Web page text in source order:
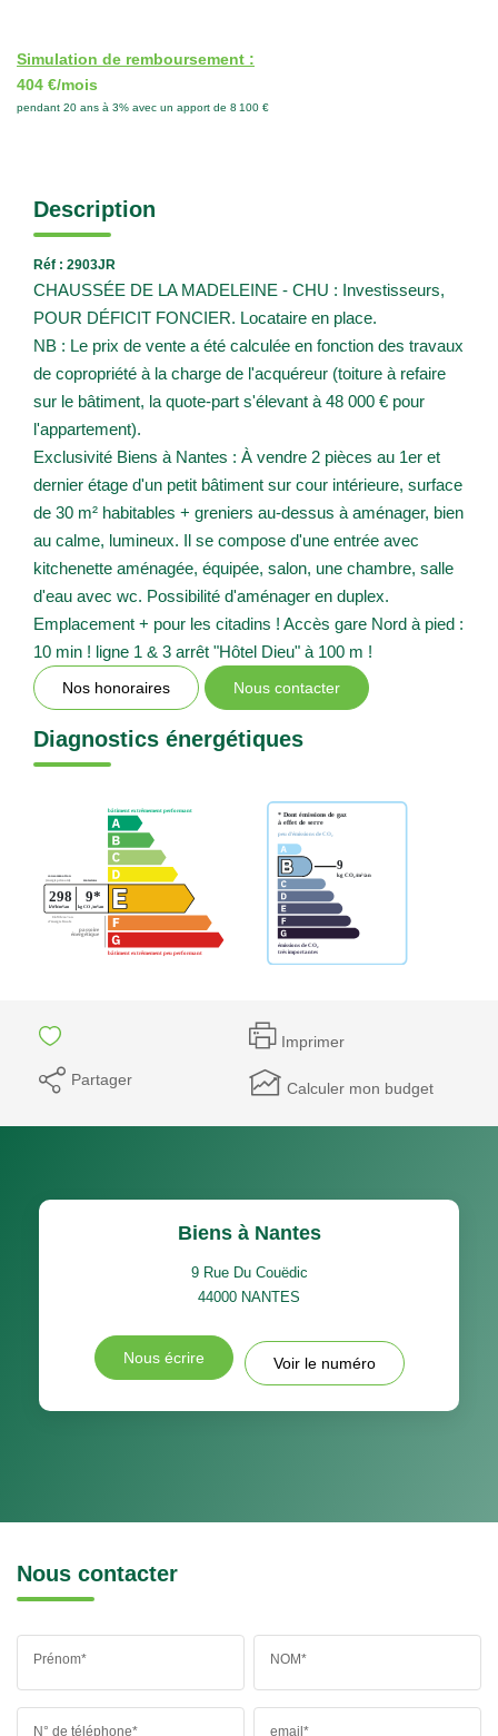
Simulation de remboursement :
404 €/mois
pendant 20 ans à 3% avec un apport de 8 100 €
Description
Réf : 2903JR
CHAUSSÉE DE LA MADELEINE - CHU : Investisseurs,
POUR DÉFICIT FONCIER. Locataire en place.
NB : Le prix de vente a été calculée en fonction des travaux
de copropriété à la charge de l'acquéreur (toiture à refaire
sur le bâtiment, la quote-part s'élevant à 48 000 € pour
l'appartement).
Exclusivité Biens à Nantes : À vendre 2 pièces au 1er et
dernier étage d'un petit bâtiment sur cour intérieure, surface
de 30 m² habitables + greniers au-dessus à aménager, bien
au calme, lumineux. Il se compose d'une entrée avec
kitchenette aménagée, équipée, salon, une chambre, salle
d'eau avec wc. Possibilité d'aménager en duplex.
Emplacement + pour les citadins ! Accès gare Nord à pied :
10 min ! ligne 1 & 3 arrêt "Hôtel Dieu" à 100 m !
Nos honoraires Nous contacter
Diagnostics énergétiques
Imprimer
Partager Calculer mon budget
Biens à Nantes
9 Rue Du Couëdic
44000 NANTES
Nous écrire Voir le numéro
Nous contacter
Prénom* NOM*
N° de téléphone* email*